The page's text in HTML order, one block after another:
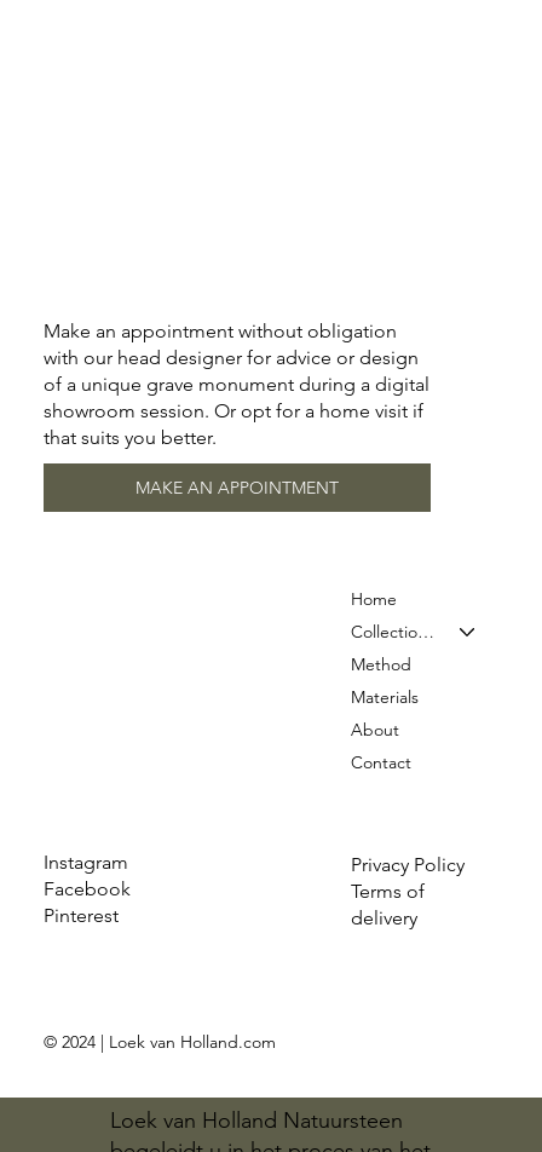
Loek van Holland Natuursteen
Instagram
Facebook
Pinterest
Privacy Policy
Terms of
delivery
Home
Collection & Prices
Method
Materials
About
Contact
© 2024 | Loek van Holland.com
Make an appointment without obligation
with our head designer for advice or design
of a unique grave monument during a digital
showroom session. Or opt for a home visit if
that suits you better.
MAKE AN APPOINTMENT